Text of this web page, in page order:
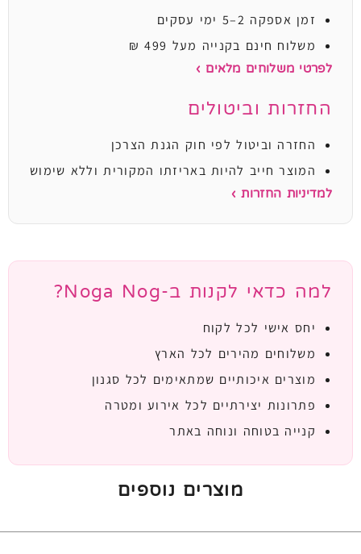
זמן אספקה 2–5 ימי עסקים
משלוח חינם בקנייה מעל 499 ₪
לפרטי משלוחים מלאים ›
החזרות וביטולים
החזרה וביטול לפי חוק הגנת הצרכן
המוצר חייב להיות באריזתו המקורית וללא שימוש
למדיניות החזרות ›
למה כדאי לקנות ב-Noga Nog?
יחס אישי לכל לקוח
משלוחים מהירים לכל הארץ
מוצרים איכותיים שמתאימים לכל סגנון
פתרונות יצירתיים לכל אירוע ומטרה
קנייה בטוחה ונוחה באתר
מוצרים נוספים